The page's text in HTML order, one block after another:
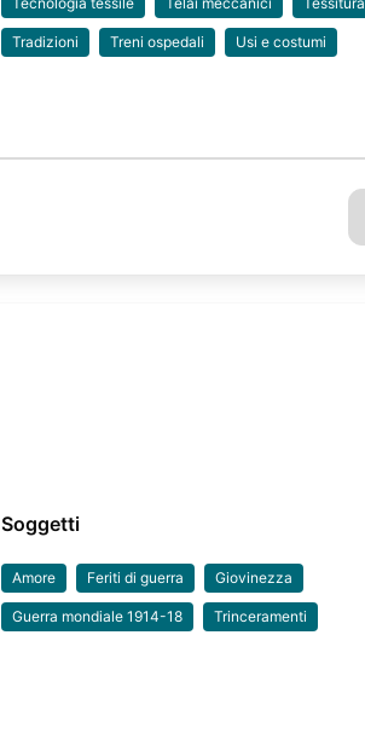
Tradizioni Treni ospedali Usi e costumi
Soggetti
Amore Feriti di guerra Giovinezza
Guerra mondiale 1914-18 Trinceramenti